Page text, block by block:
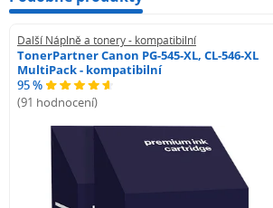
Další Náplně a tonery - kompatibilní
TonerPartner Canon PG-545-XL, CL-546-XL
MultiPack - kompatibilní
95 %
(91 hodnocení)